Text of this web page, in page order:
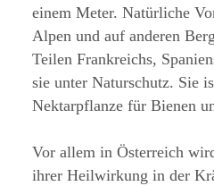
einem Meter. Natürliche
Alpen und auf anderen
Teilen Frankreichs,
sie unter Naturschutz. Sie
Nektarpflanze für Bienen
Vor allem in Österreich
ihrer Heilwirkung in der